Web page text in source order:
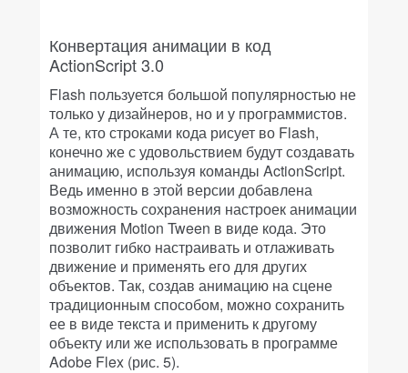
Конвертация анимации в код
ActionScript 3.0
Flash пользуется большой популярностью не
только у дизайнеров, но и у программистов.
А те, кто строками кода рисует во Flash,
конечно же с удовольствием будут создавать
анимацию, используя команды ActionScript.
Ведь именно в этой версии добавлена
возможность сохранения настроек анимации
движения Motion Tween в виде кода. Это
позволит гибко настраивать и отлаживать
движение и применять его для других
объектов. Так, создав анимацию на сцене
традиционным способом, можно сохранить
ее в виде текста и применить к другому
объекту или же использовать в программе
Adobe Flex (рис. 5).